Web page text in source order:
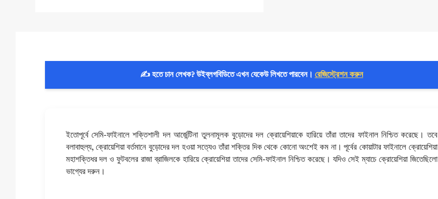
✍️ হতে চান লেখক? উইব্লগবিডিতে এখন যেকেউ লিখতে পারবেন। রেজিস্ট্রেশন করুন
ইতোপূর্বে সেমি-ফাইনালে শক্তিশালী দল আর্জেন্টিনা তুলনামূলক বুড়োদের দল ক্রোয়েশিয়াকে হারিয়ে তাঁরা তাদের ফাইনাল নিশ্চিত করেছে। তবে
বলাবাহুল্য, ক্রোয়েশিয়া বর্তমানে বুড়োদের দল হওয়া সত্যেও তাঁরা শক্তির দিক থেকে কোনো অংশেই কম না। পূর্বের কোয়াটার ফাইনালে ক্রোয়েশিয়া
মহাশক্তিধর দল ও ফুটবলের রাজা ব্রাজিলকে হারিয়ে ক্রোয়েশিয়া তাদের সেমি-ফাইনাল নিশ্চিত করেছে। যদিও সেই ম্যাচে ক্রোয়েশিয়া জিতেছিলো
ভাগ্যের দরুন।